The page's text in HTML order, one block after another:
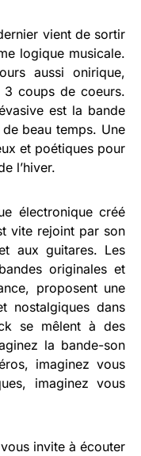
vient de sortir
logique musicale.
aussi onirique,
coups de coeurs.
est la bande
beau temps. Une
et poétiques pour
l’hiver.
électronique créé
vite rejoint par son
aux guitares. Les
originales et
proposent une
nostalgiques dans
se mêlent à des
la bande-son
imaginez vous
imaginez vous
invite à écouter